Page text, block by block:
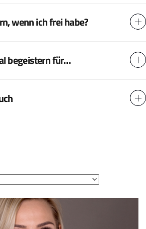
wenn ich frei habe?
begeistern für…